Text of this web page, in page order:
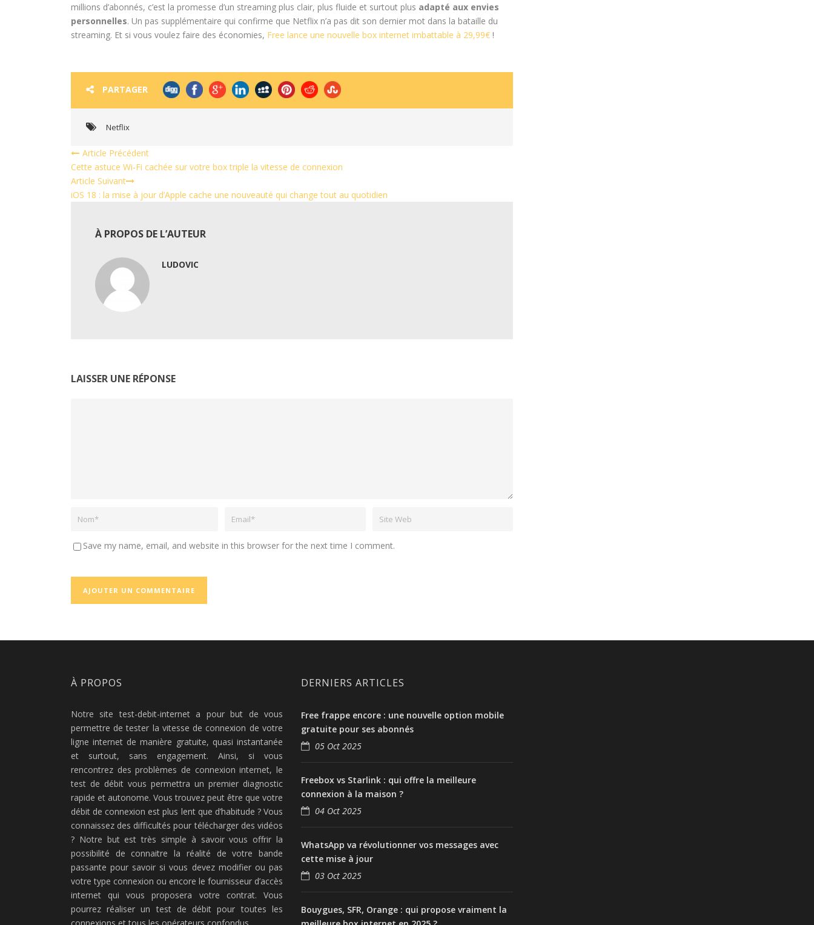
millions d’abonnés, c’est la promesse d’un streaming plus clair, plus fluide et surtout plus adapté aux envies
personnelles. Un pas supplémentaire qui confirme que Netflix n’a pas dit son dernier mot dans la bataille du
streaming. Et si vous voulez faire des économies, Free lance une nouvelle box internet imbattable à 29,99€ !
PARTAGER
Netflix
Article Précédent
Cette astuce Wi-Fi cachée sur votre box triple la vitesse de connexion
Article Suivant
iOS 18 : la mise à jour d’Apple cache une nouveauté qui change tout au quotidien
À PROPOS DE L’AUTEUR
LUDOVIC
LAISSER UNE RÉPONSE
Save my name, email, and website in this browser for the next time I comment.
À PROPOS
Notre site test-debit-internet a pour but de vous
permettre de tester la vitesse de connexion de votre
ligne internet de manière gratuite, quasi instantanée
et surtout, sans engagement. Ainsi, si vous
rencontrez des problèmes de connexion internet, le
test de débit vous permettra un premier diagnostic
rapide et autonome. Vous trouvez peut être que votre
débit de connexion est plus lent que d’habitude ? Vous
connaissez des difficultés pour télécharger des vidéos
? Notre but est très simple à savoir vous offrir la
possibilité de connaitre la réalité de votre bande
passante pour savoir si vous devez modifier ou pas
votre type connexion ou encore le fournisseur d’accès
internet qui vous proposera votre contrat. Vous
pourrez réaliser un test de débit pour toutes les
DERNIERS ARTICLES
Free frappe encore : une nouvelle option mobile
gratuite pour ses abonnés
05 Oct 2025
Freebox vs Starlink : qui offre la meilleure
connexion à la maison ?
04 Oct 2025
WhatsApp va révolutionner vos messages avec
cette mise à jour
03 Oct 2025
Bouygues, SFR, Orange : qui propose vraiment la